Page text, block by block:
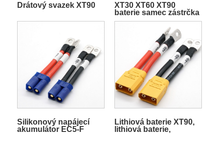
Drátový svazek XT90
XT30 XT60 XT90
baterie samec zástrčka
silikonový drát pro RC
Lipo baterie ESC motor
drone elektrický skútr
napájecí adaptér
Silikonový napájecí
akumulátor EC5-F
Lithiová baterie XT90,
lithiová baterie,